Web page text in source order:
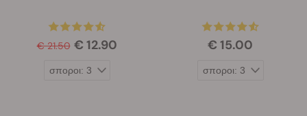
€ 21.50 € 12.90 € 15.00